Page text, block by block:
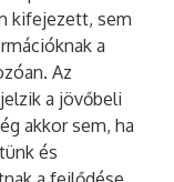
kifejezett, sem
a
Az
a jövőbeli
akkor sem, ha
és